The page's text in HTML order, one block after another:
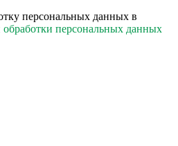
персональных данных в
персональных данных